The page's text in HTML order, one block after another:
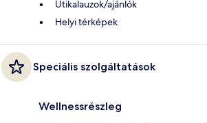
Útikalauzok/ajánlók
Helyi térképek
Speciális szolgáltatások
Wellnessrészleg